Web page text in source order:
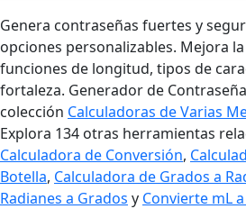
Genera contraseñas fuertes y
opciones personalizables. Mejora
funciones de longitud, tipos de
fortaleza. Generador de
colección Calculadoras de Varias
Explora 134 otras herramientas
Calculadora de Conversión,
Botella, Calculadora de Grados a
Radianes a Grados y Convierte mL a